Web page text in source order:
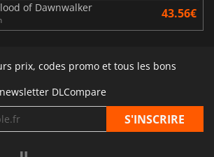
of Dawnwalker 43.56€
prix, codes promo et tous les bons
DLCompare